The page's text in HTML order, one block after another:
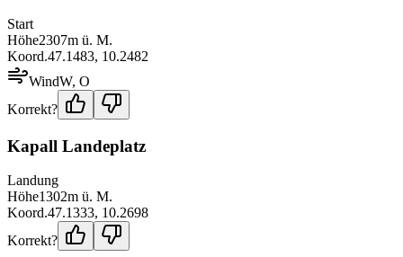
Start
Höhe2307m ü. M.
Koord.47.1483, 10.2482
WindW, O
Korrekt?
Kapall Landeplatz
Landung
Höhe1302m ü. M.
Koord.47.1333, 10.2698
Korrekt?